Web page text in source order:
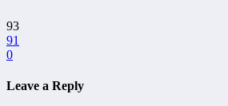
93
91
0
Leave a Reply